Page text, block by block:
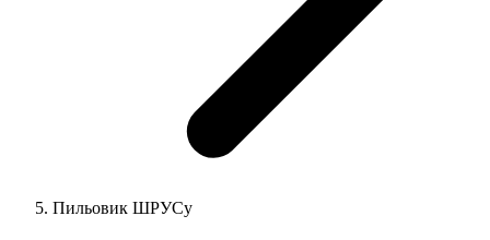
Пильовик ШРУСу